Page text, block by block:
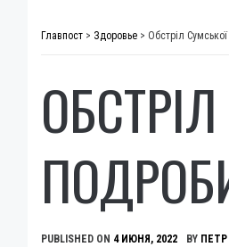
Главпост > Здоровье > Обстріл
PUBLISHED ON 4 ИЮНЯ, 2022 BY